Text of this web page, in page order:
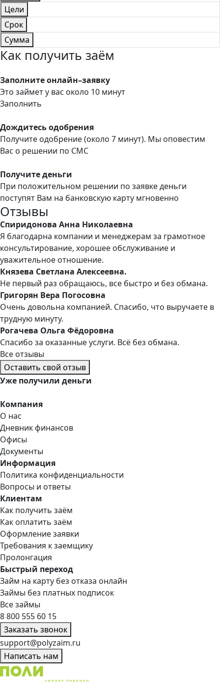
Цели
Срок
Сумма
Как получить заём
Заполните онлайн–заявку
Это займет у вас около 10 минут
Заполнить
Дождитесь одобрения
Получите одобрение (около 7 минут). Мы оповестим
Вас о решении по СМС
Получите деньги
При положительном решении по заявке деньги
поступят Вам на банковскую карту мгновенно
Отзывы
Спиридонова Анна Николаевна
Я благодарна компании и менеджерам за грамотное
консультирование, хорошее обслуживание и
уважительное отношение.
Князева Светлана Алексеевна.
Не первый раз обращаюсь, все быстро и без обмана.
Григорян Вера Погосовна
Очень довольна компанией. Спасибо, что выручаете в
трудную минуту.
Рогачева Ольга Фёдоровна
Спасибо за оказанные услуги. Всё без обмана.
Все отзывы
Оставить свой отзыв
Уже получили деньги
Компания
О нас
Дневник финансов
Офисы
Документы
Информация
Политика конфиденциальности
Вопросы и ответы
Клиентам
Как получить заём
Как оплатить заём
Оформление заявки
Требования к заемщику
Пролонгация
Быстрый переход
Займ на карту без отказа онлайн
Займы без платных подписок
Все займы
8 800 555 60 15
Заказать звонок
support@polyzaim.ru
Написать нам